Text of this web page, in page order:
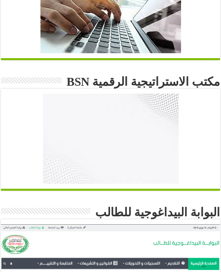
مكتب الاستراتيجية الرقمية BSN
البوابة البيداغوجية للطالب